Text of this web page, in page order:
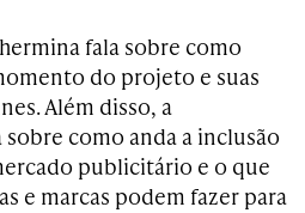
fala sobre como
do projeto e suas
Além disso, a
como anda a inclusão
publicitário e o que
e marcas podem fazer para